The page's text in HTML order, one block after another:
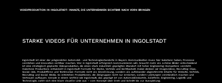
VIDEOPRODUKTION IN INGOLSTADT: INHALTE, DIE UNTERNEHMEN SICHTBAR NACH VORN BRINGEN
STARKE VIDEOS FÜR UNTERNEHMEN IN INGOLSTADT
Ingolstadt ist einer der prägendsten Automobil- und Technologiestandorte in Bayern. Kommunikation muss hier Substanz haben, Prozesse
verstehen und Innovation sichtbar machen. Wer in Ingolstadt erfolgreich kommunizieren will, braucht mehr als schöne Bilder: entscheidend
ist eine strategisch geplante Videoproduktion, die einen stark industriell geprägten Standort mit hoher Engineering-Kompetenz versteht.
Oakstone Productions entwickelt in Ingolstadt Formate für Marke, Vertrieb und Sichtbarkeit. Dabei denken wir Imagevideos, Recruiting-Clips,
Social-Ads, Produktfilme und Testimonial-Formate nicht als Einzellösung, sondern als aufeinander abgestimmte Inhalte für Website, Vertrieb,
Recruiting und Social Media. So entstehen Produktionen, die Zielgruppen nicht nur erreichen, sondern Leistungen verständlich machen und
Vertrauen aufbauen. Gerade in einem Umfeld wie Ingolstadt, das geprägt ist von Automobilindustrie, Zulieferer, Engineering, Logistik und
Technologie, zahlt sich eine klare visuelle Linie aus – vom Konzept über Dreh und Schnitt bis zur Ausspielung.